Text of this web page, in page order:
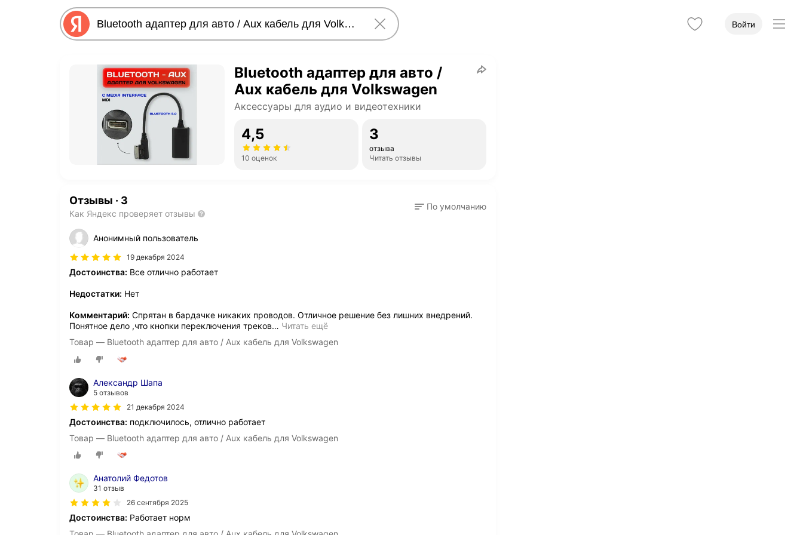
Войти
Bluetooth адаптер для авто /
Aux кабель для Volkswagen
Аксессуары для аудио и видеотехники
4,5
10 оценок
3
отзыва
Читать отзывы
Отзывы · 3
Как Яндекс проверяет отзывы
По умолчанию
Анонимный пользователь
19 декабря 2024
Достоинства: Все отлично работает
Недостатки: Нет
Комментарий: Спрятан в бардачке никаких проводов. Отличное решение без лишних внедрений.
Понятное дело ,что кнопки переключения треков… Читать ещё
Товар — Bluetooth адаптер для авто / Aux кабель для Volkswagen
Александр Шапа
5 отзывов
21 декабря 2024
Достоинства: подключилось, отлично работает
Товар — Bluetooth адаптер для авто / Aux кабель для Volkswagen
Анатолий Федотов
31 отзыв
26 сентября 2025
Достоинства: Работает норм